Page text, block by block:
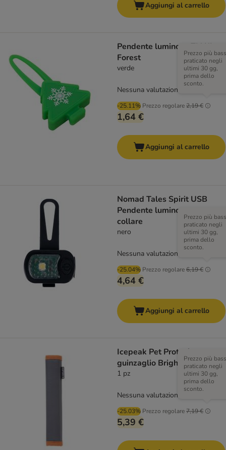
Aggiungi al carrello
Pendente luminoso TIAKI
Forest
verde
-25.11% Prezzo regolare2,19 €
Prezzo più
praticato negli
ultimi 30 gg,
prima dello
sconto.
1,64 €
Nessuna valutazione
Aggiungi al carrello
Nomad Tales Spirit USB
Pendente luminoso per
collare
nero
-25.04% Prezzo regolare6,19 €
Prezzo più
praticato negli
ultimi 30 gg,
prima dello
sconto.
4,64 €
Nessuna valutazione
Aggiungi al carrello
Icepeak Pet Protezione per
guinzaglio Brightly Tube
1 pz
-25.03% Prezzo regolare7,19 €
Prezzo più
praticato negli
ultimi 30 gg,
prima dello
sconto.
5,39 €
Nessuna valutazione